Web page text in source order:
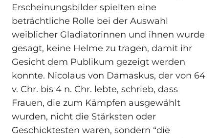
Erscheinungsbilder spielten eine
beträchtliche Rolle bei der Auswahl
weiblicher Gladiatorinnen und ihnen wurde
gesagt, keine Helme zu tragen, damit ihr
Gesicht dem Publikum gezeigt werden
konnte. Nicolaus von Damaskus, der von 64
v. Chr. bis 4 n. Chr. lebte, schrieb, dass
Frauen, die zum Kämpfen ausgewählt
wurden, nicht die Stärksten oder
Geschicktesten waren, sondern “die